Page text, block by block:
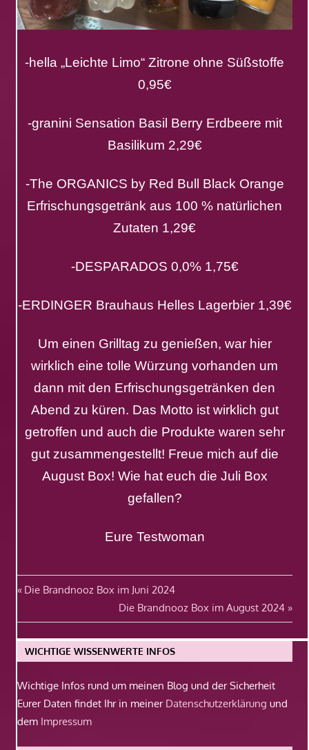
-hella „Leichte Limo“ Zitrone ohne Süßstoffe
0,95€
-granini Sensation Basil Berry Erdbeere mit
Basilikum 2,29€
-The ORGANICS by Red Bull Black Orange
Erfrischungsgetränk aus 100 % natürlichen
Zutaten 1,29€
-DESPARADOS 0,0% 1,75€
-ERDINGER Brauhaus Helles Lagerbier 1,39€
Um einen Grilltag zu genießen, war hier
wirklich eine tolle Würzung vorhanden um
dann mit den Erfrischungsgetränken den
Abend zu küren. Das Motto ist wirklich gut
getroffen und auch die Produkte waren sehr
gut zusammengestellt! Freue mich auf die
August Box! Wie hat euch die Juli Box
gefallen?
Eure Testwoman
Beitragsnavigation
Vorheriger
Die Brandnooz Box im Juni 2024
Nächster
Beitrag:
Die Brandnooz Box im August 2024
WICHTIGE WISSENWERTE INFOS
Wichtige Infos rund um meinen Blog und der Sicherheit
Eurer Daten findet Ihr in meiner Datenschutzerklärung und
dem Impressum